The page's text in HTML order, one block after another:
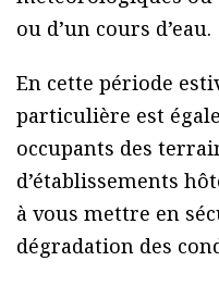
ou d’un cours d’eau.
En cette période
particulière est
occupants des
d’établissements
à vous mettre en
dégradation des